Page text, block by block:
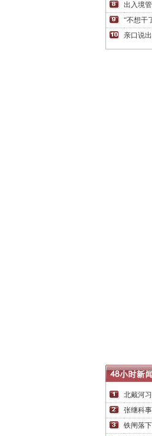
出入境
“不想干
亲口说
北戴河
张继科
铁闸落